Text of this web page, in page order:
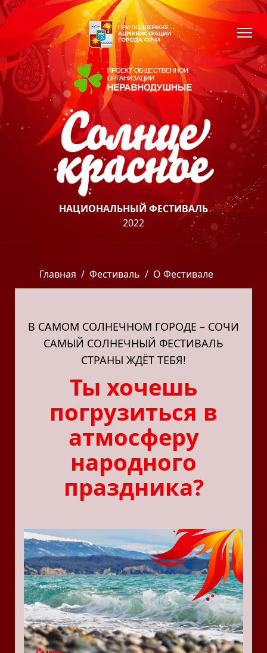
НАЦИОНАЛЬНЫЙ ФЕСТИВАЛЬ
2022
Главная Фестиваль О Фестивале
В САМОМ СОЛНЕЧНОМ ГОРОДЕ – СОЧИ
САМЫЙ СОЛНЕЧНЫЙ ФЕСТИВАЛЬ
СТРАНЫ ЖДЁТ ТЕБЯ!
Ты хочешь
погрузиться в
атмосферу
народного
праздника?